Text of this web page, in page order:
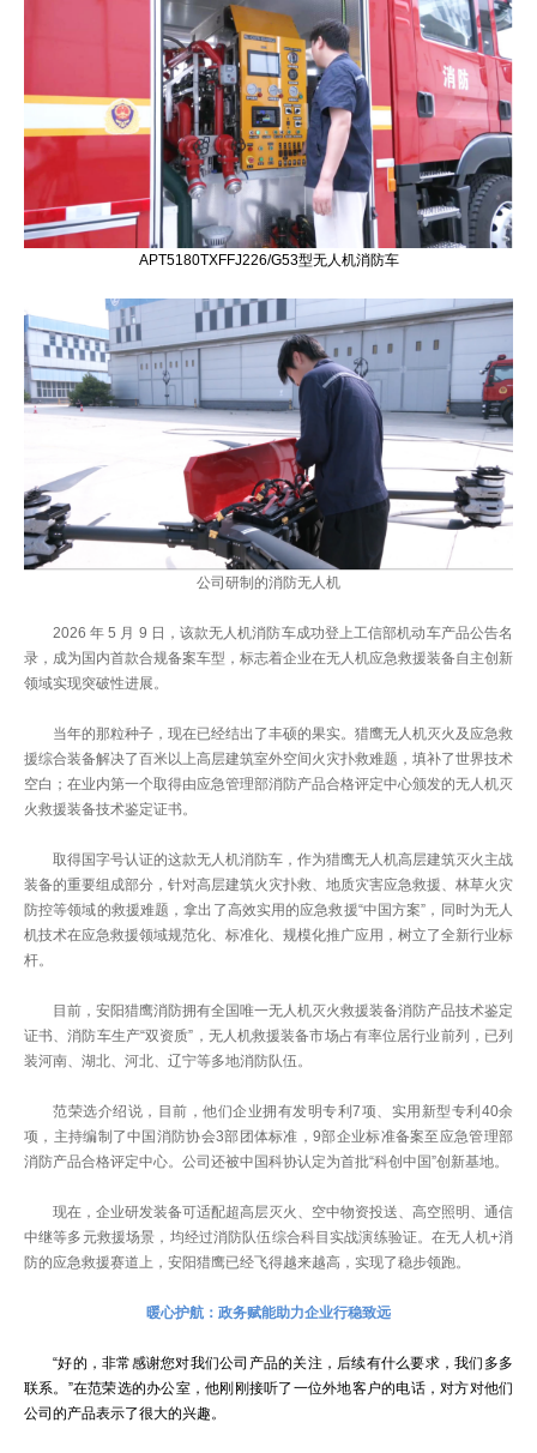
APT5180TXFFJ226/G53型无人机消防车
公司研制的消防无人机
2026 年 5 月 9 日，该款无人机消防车成功登上工信部机动车产品公告名
录，成为国内首款合规备案车型，标志着企业在无人机应急救援装备自主创新
领域实现突破性进展。
当年的那粒种子，现在已经结出了丰硕的果实。猎鹰无人机灭火及应急救
援综合装备解决了百米以上高层建筑室外空间火灾扑救难题，填补了世界技术
空白；在业内第一个取得由应急管理部消防产品合格评定中心颁发的无人机灭
火救援装备技术鉴定证书。
取得国字号认证的这款无人机消防车，作为猎鹰无人机高层建筑灭火主战
装备的重要组成部分，针对高层建筑火灾扑救、地质灾害应急救援、林草火灾
防控等领域的救援难题，拿出了高效实用的应急救援“中国方案”，同时为无人
机技术在应急救援领域规范化、标准化、规模化推广应用，树立了全新行业标
杆。
目前，安阳猎鹰消防拥有全国唯一无人机灭火救援装备消防产品技术鉴定
证书、消防车生产“双资质”，无人机救援装备市场占有率位居行业前列，已列
装河南、湖北、河北、辽宁等多地消防队伍。
范荣选介绍说，目前，他们企业拥有发明专利7项、实用新型专利40余
项，主持编制了中国消防协会3部团体标准，9部企业标准备案至应急管理部
消防产品合格评定中心。公司还被中国科协认定为首批“科创中国”创新基地。
现在，企业研发装备可适配超高层灭火、空中物资投送、高空照明、通信
中继等多元救援场景，均经过消防队伍综合科目实战演练验证。在无人机+消
防的应急救援赛道上，安阳猎鹰已经飞得越来越高，实现了稳步领跑。
暖心护航：政务赋能助力企业行稳致远
“好的，非常感谢您对我们公司产品的关注，后续有什么要求，我们多多
联系。”在范荣选的办公室，他刚刚接听了一位外地客户的电话，对方对他们
公司的产品表示了很大的兴趣。